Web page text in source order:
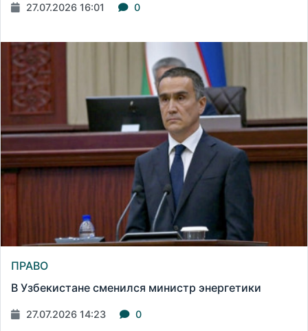
27.07.2026 16:01 0
ПРАВО
В Узбекистане сменился министр энергетики
27.07.2026 14:23 0